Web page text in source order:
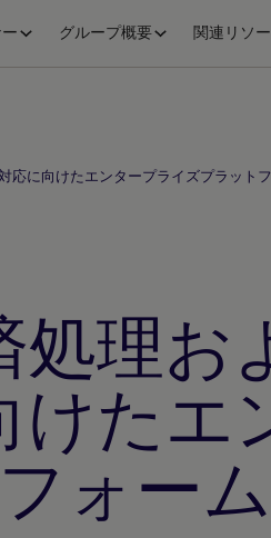
グループ概要 関連リソ
応に向けたエンタープライズプラット
理お
けたエ
ォー